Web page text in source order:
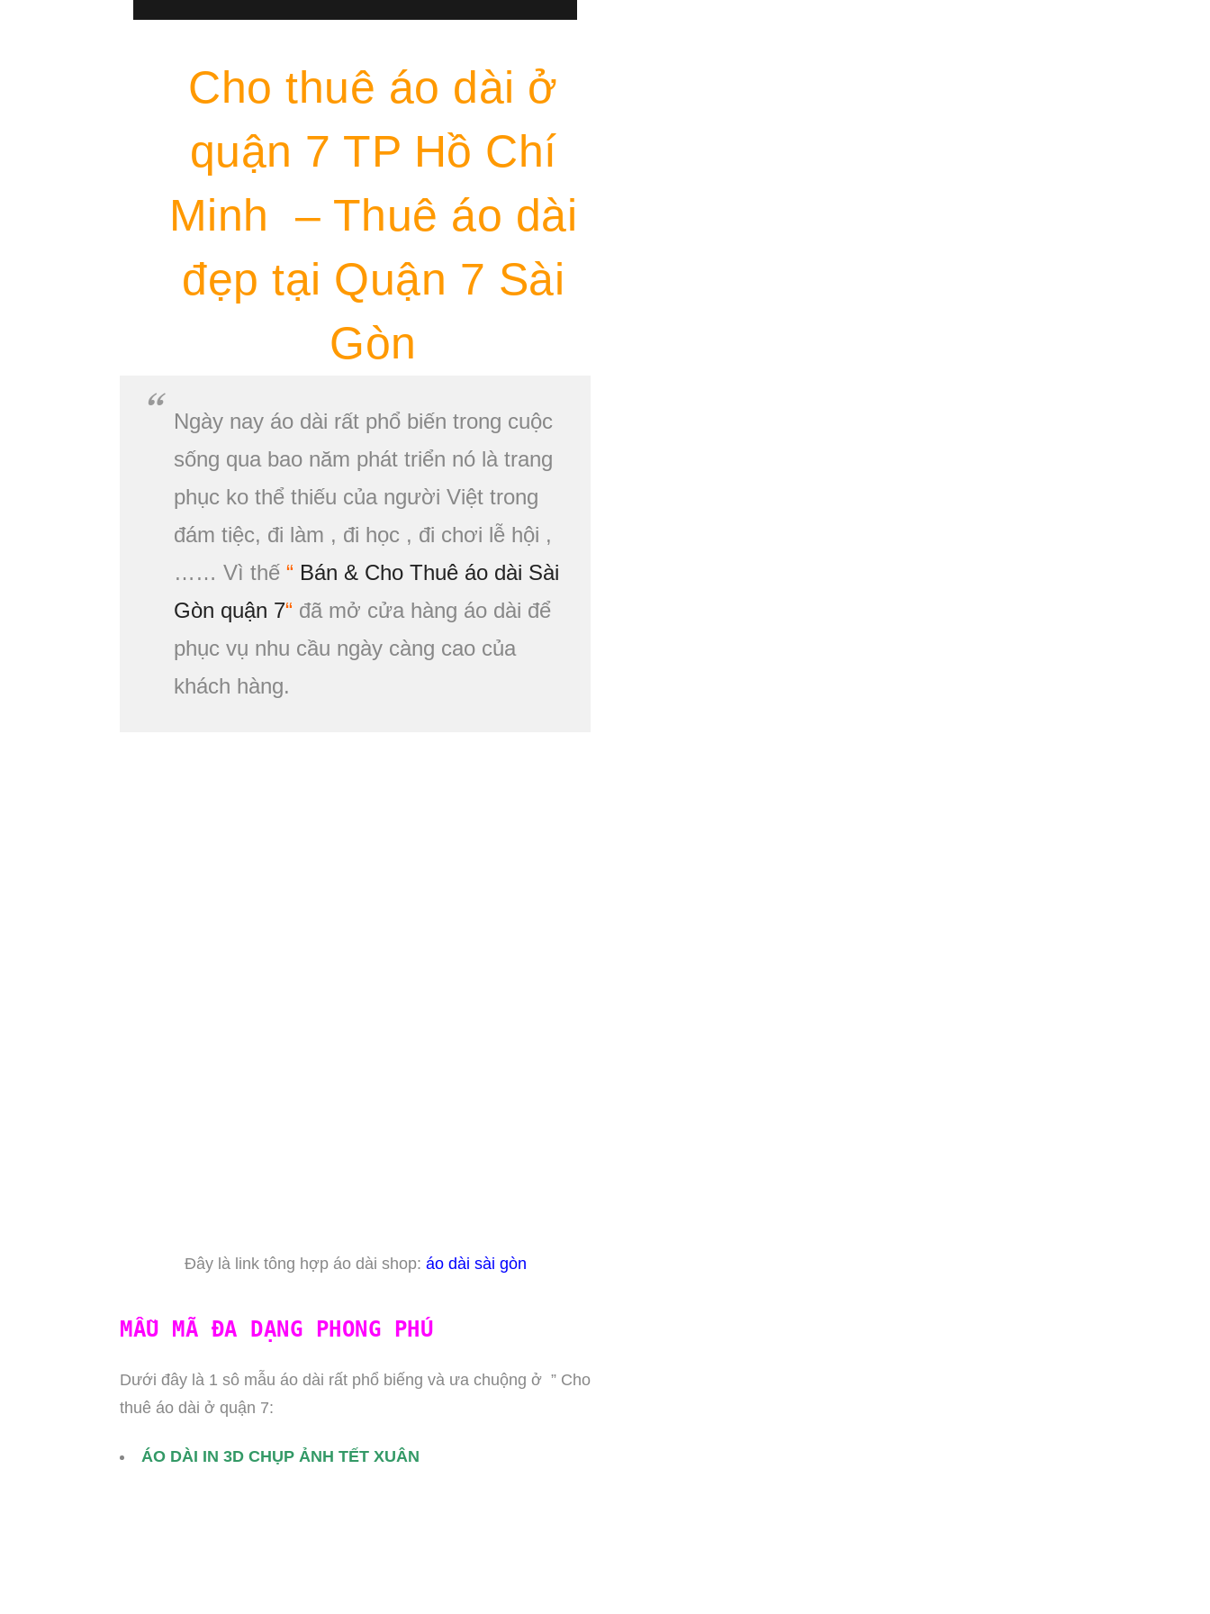
Cho thuê áo dài ở
quận 7 TP Hồ Chí
Minh – Thuê áo dài
đẹp tại Quận 7 Sài
Gòn
Ngày nay áo dài rất phổ biến trong cuộc
sống qua bao năm phát triển nó là trang
phục ko thể thiếu của người Việt trong
đám tiệc, đi làm , đi học , đi chơi lễ hội ,
…… Vì thế “ Bán & Cho Thuê áo dài Sài
Gòn quận 7“ đã mở cửa hàng áo dài để
phục vụ nhu cầu ngày càng cao của
khách hàng.
Đây là link tông hợp áo dài shop: áo dài sài gòn
MẪU MÃ ĐA DẠNG PHONG PHÚ
Dưới đây là 1 sô mẫu áo dài rất phổ biếng và ưa chuộng ở ” Cho
thuê áo dài ở quận 7:
ÁO DÀI IN 3D CHỤP ẢNH TẾT XUÂN